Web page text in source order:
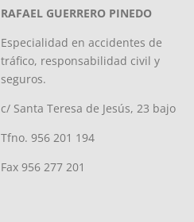
RAFAEL GUERRERO PINEDO
Especialidad en accidentes de
tráfico, responsabilidad civil y
seguros.
c/ Santa Teresa de Jesús, 23 bajo
Tfno. 956 201 194
Fax 956 277 201